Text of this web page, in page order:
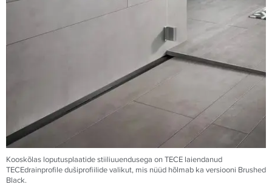
Kooskõlas loputusplaatide stiiliuuendusega onTECE laiendanud
TECEdrainprofile dušiprofiilide valikut, mis nüüd hõlmab ka versiooni Brushed
Black.